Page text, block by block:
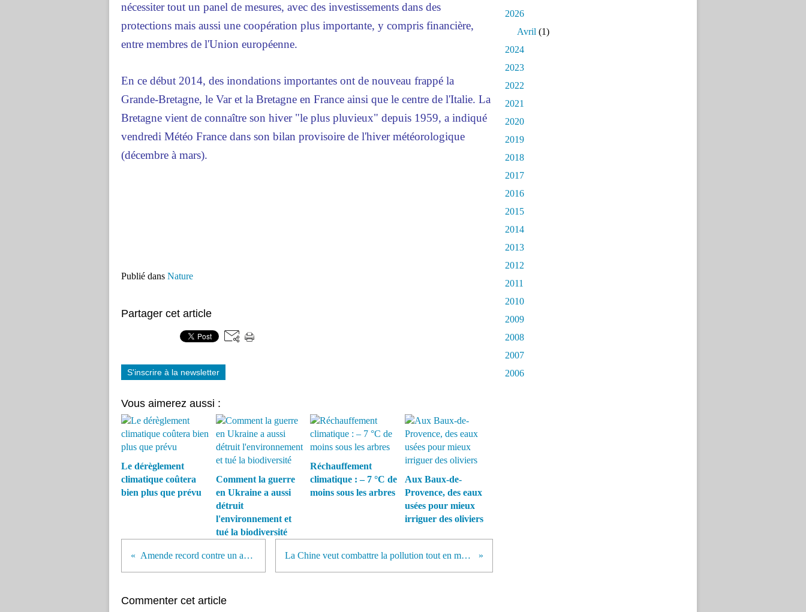
nécessiter tout un panel de mesures, avec des investissements dans des
protections mais aussi une coopération plus importante, y compris financière,
entre membres de l'Union européenne.
En ce début 2014, des inondations importantes ont de nouveau frappé la
Grande-Bretagne, le Var et la Bretagne en France ainsi que le centre de l'Italie. La
Bretagne vient de connaître son hiver "le plus pluvieux" depuis 1959, a indiqué
vendredi Météo France dans son bilan provisoire de l'hiver météorologique
(décembre à mars).
Publié dans Nature
Partager cet article
S'inscrire à la newsletter
Vous aimerez aussi :
Le dérèglement
climatique coûtera
bien plus que prévu
Comment la guerre
en Ukraine a aussi
détruit
l'environnement et
tué la biodiversité
Réchauffement
climatique : – 7 °C de
moins sous les arbres
Aux Baux-de-
Provence, des eaux
usées pour mieux
irriguer des oliviers
Amende record contre un armateur chinois La Chine veut combattre la pollution tout en ménageant sa croissance
Commenter cet article
2026
Avril (1)
2024
2023
2022
2021
2020
2019
2018
2017
2016
2015
2014
2013
2012
2011
2010
2009
2008
2007
2006